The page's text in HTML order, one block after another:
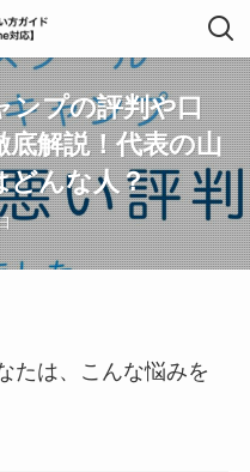
ンプの評判や口
底解説！代表の山
どんな人？
たは、こんな悩みを